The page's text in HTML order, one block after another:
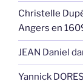
Christelle
Angers en
JEAN Daniel
Yannick